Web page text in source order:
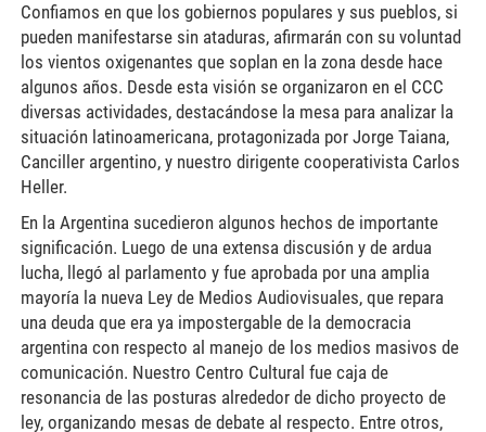
Confiamos en que los gobiernos populares y sus pueblos, si
pueden manifestarse sin ataduras, afirmarán con su voluntad
los vientos oxigenantes que soplan en la zona desde hace
algunos años. Desde esta visión se organizaron en el CCC
diversas actividades, destacándose la mesa para analizar la
situación latinoamericana, protagonizada por Jorge Taiana,
Canciller argentino, y nuestro dirigente cooperativista Carlos
Heller.
En la Argentina sucedieron algunos hechos de importante
significación. Luego de una extensa discusión y de ardua
lucha, llegó al parlamento y fue aprobada por una amplia
mayoría la nueva Ley de Medios Audiovisuales, que repara
una deuda que era ya impostergable de la democracia
argentina con respecto al manejo de los medios masivos de
comunicación. Nuestro Centro Cultural fue caja de
resonancia de las posturas alrededor de dicho proyecto de
ley, organizando mesas de debate al respecto. Entre otros,